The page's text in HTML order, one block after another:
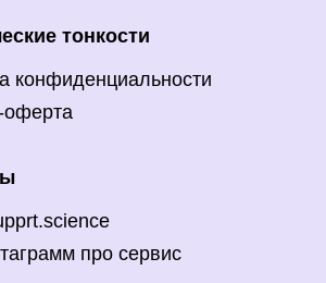
тонкости
конфиденциальности
оферта
про сервис